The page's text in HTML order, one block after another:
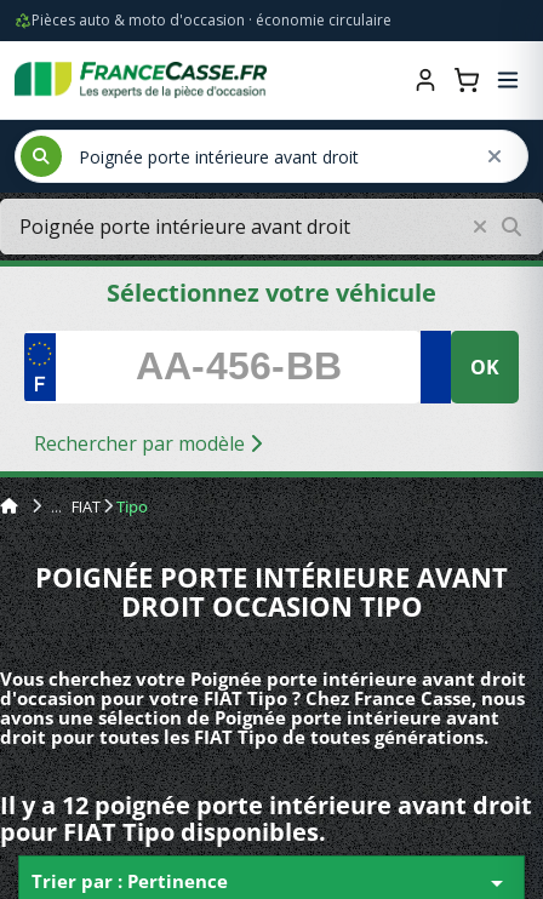
Pièces auto & moto d'occasion · économie circulaire
Sélectionnez votre véhicule
OK
Rechercher par modèle
FIAT Tipo
POIGNÉE PORTE INTÉRIEURE AVANT
DROIT OCCASION TIPO
Vous cherchez votre Poignée porte intérieure avant droit
d'occasion pour votre FIAT Tipo ? Chez France Casse, nous
avons une sélection de Poignée porte intérieure avant
droit pour toutes les FIAT Tipo de toutes générations.
Il y a 12 poignée porte intérieure avant droit
pour FIAT Tipo disponibles.
Trier par : Pertinence 